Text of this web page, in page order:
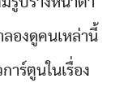
ลองดูคนเหล่านี้
าร์ตูนในเรื่อง